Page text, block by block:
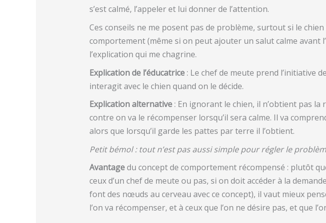
s’est calmé, l’appeler et lui donner de l’attention.
Ces conseils ne me posent pas de problème, surtout si le
comportement (même si on peut ajouter un salut calme avant
l’explication qui me chagrine.
Explication de l’éducatrice : Le chef de meute prend l’initiative
interagit avec le chien quand on le décide.
Explication alternative : En ignorant le chien, il n’obtient pas
contre on va le récompenser lorsqu’il sera calme. Il va
alors que lorsqu’il garde les pattes par terre il l’obtient.
Petit bémol : tout n’est pas aussi simple pour régler le
Avantagedu concept de comportement récompensé : plutôt
ceux d’un chef de meute ou pas, si on doit accéder à la
font des nœuds au cerveau avec ce concept), il vaut mieux
l’on va récompenser, et à ceux que l’on ne désire pas, et que